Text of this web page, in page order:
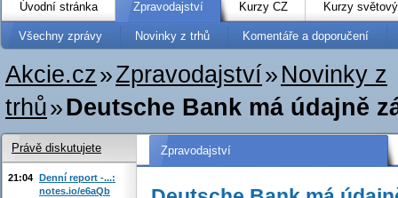
Úvodní stránka Zpravodajství Kurzy CZ Kurzy
Všechny zprávy Novinky z trhů Komentáře a doporučení
Akcie.cz»Zpravodajství» Novinky z
trhů»Deutsche Bank má údajně
Zpravodajství
Právě diskutujete
21:04 Denní report -...:
notes.io/e6aQb